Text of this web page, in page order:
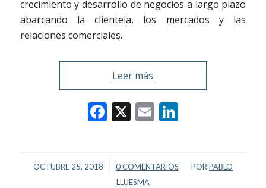
crecimiento y desarrollo de negocios a largo plazo
abarcando la clientela, los mercados y las
relaciones comerciales.
Leer más
Facebook
X EmailLinkedIn
OCTUBRE 25, 2018
/ 0 COMENTARIOS
/ POR PABLO
LLUESMA